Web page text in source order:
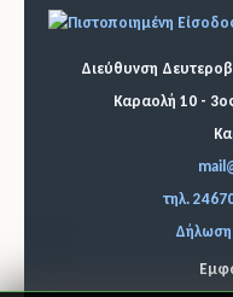
Διεύθυνση
Καραολή 10 -
τηλ.